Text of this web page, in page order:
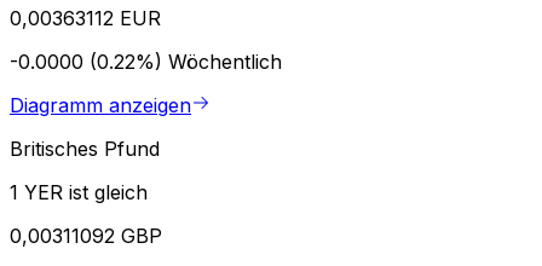
0,00363112 EUR
-0.0000 (0.22%) Wöchentlich
Diagramm anzeigen
Britisches Pfund
1 YER ist gleich
0,00311092 GBP